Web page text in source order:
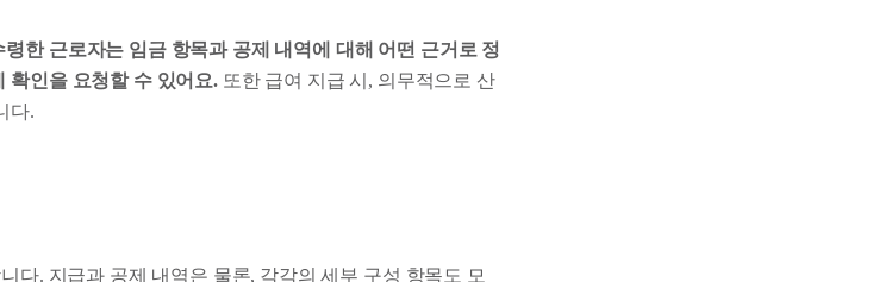
령한 근로자는 임금 항목과 공제 내역에 대해 어떤 근거로 정
확인을 요청할 수 있어요.또한 급여 지급 시, 의무적으로 산
다.
다. 지급과 공제 내역은 물론, 각각의 세부 구성 항목도 모